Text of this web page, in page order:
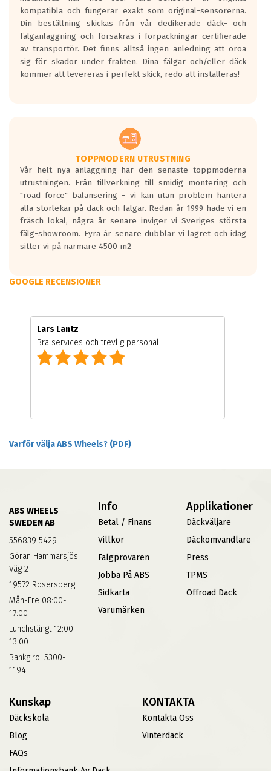
regelverk som börjar gälla 2016.
kompatibla och fungerar exakt som original-sensorerna.
Din beställning skickas från vår dedikerade däck- och
fälganläggning och försäkras i förpackningar certifierade
av transportör. Det finns alltså ingen anledning att oroa
sig för skador under frakten. Dina fälgar och/eller däck
kommer att levereras i perfekt skick, redo att installeras!
TOPPMODERN UTRUSTNING
Vår helt nya anläggning har den senaste toppmoderna
utrustningen. Från tillverkning till smidig montering och
"road force" balansering - vi kan utan problem hantera
alla storlekar på däck och fälgar. Redan år 1999 hade vi en
fräsch lokal, några år senare inviger vi Sveriges största
fälg-showroom. Fyra år senare dubblar vi lagret och idag
sitter vi på närmare 4500 m2
GOOGLE RECENSIONER
Lars Lantz
Bra services och trevlig personal.
Varför välja ABS Wheels? (PDF)
ABS WHEELS
SWEDEN AB
556839 5429
Göran Hammarsjös
Väg 2
19572 Rosersberg
Mån-Fre 08:00-
17:00
Lunchstängt 12:00-
13:00
Bankgiro: 5300-
1194
Info
Betal / Finans
Villkor
Fälgprovaren
Jobba På ABS
Sidkarta
Varumärken
Applikationer
Däckväljare
Däckomvandlare
Press
TPMS
Offroad Däck
Kunskap
Däckskola
Blog
FAQs
KONTAKTA
Kontakta Oss
Vinterdäck